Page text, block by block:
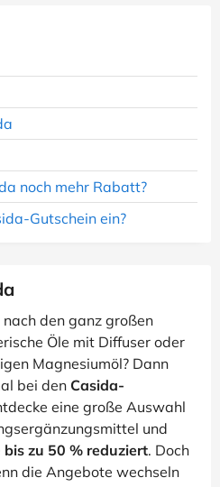
noch mehr Rabatt?
Gutschein ein?
den ganz großen
Öle mit Diffuser oder
Magnesiumöl? Dann
bei den Casida-
eine große Auswahl
und
bis zu 50 % reduziert. Doch
die Angebote wechseln